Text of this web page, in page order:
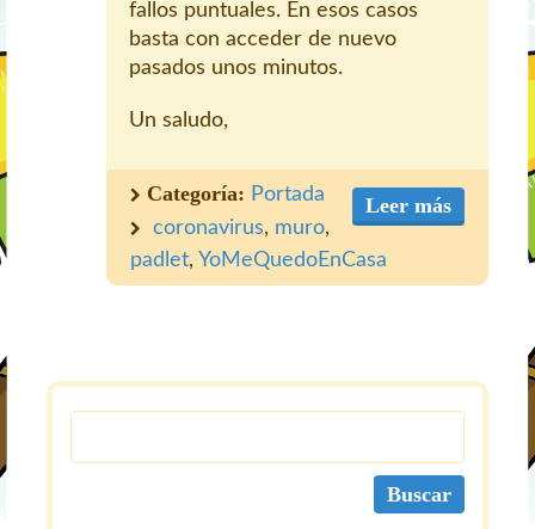
fallos puntuales. En esos casos
basta con acceder de nuevo
pasados unos minutos.
Un saludo,
Leer más
Categoría: Portada
coronavirus, muro,
padlet, YoMeQuedoEnCasa